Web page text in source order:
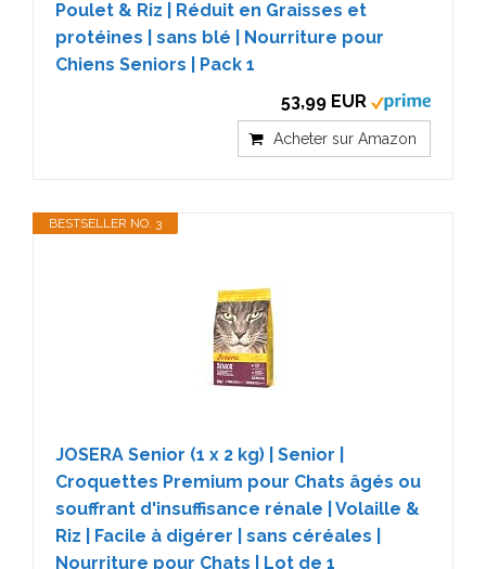
Poulet & Riz | Réduit en Graisses et
protéines | sans blé | Nourriture pour
Chiens Seniors | Pack 1
53,99 EUR
Acheter sur Amazon
BESTSELLER NO. 3
JOSERA Senior (1 x 2 kg) | Senior |
Croquettes Premium pour Chats âgés ou
souffrant d'insuffisance rénale | Volaille &
Riz | Facile à digérer | sans céréales |
Nourriture pour Chats | Lot de 1